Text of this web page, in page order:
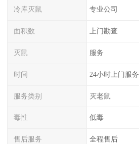
冷库灭鼠 专业公司
面积数 上门勘查
灭鼠 服务
时间 24小时上门服务
服务类别 灭老鼠
毒性 低毒
售后服务 全程售后